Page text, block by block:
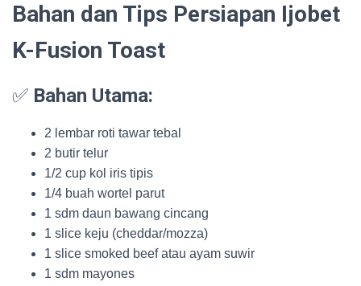
Bahan dan Tips Persiapan Ijobet
K-Fusion Toast
✅ Bahan Utama:
2 lembar roti tawar tebal
2 butir telur
1/2 cup kol iris tipis
1/4 buah wortel parut
1 sdm daun bawang cincang
1 slice keju (cheddar/mozza)
1 slice smoked beef atau ayam suwir
1 sdm mayones